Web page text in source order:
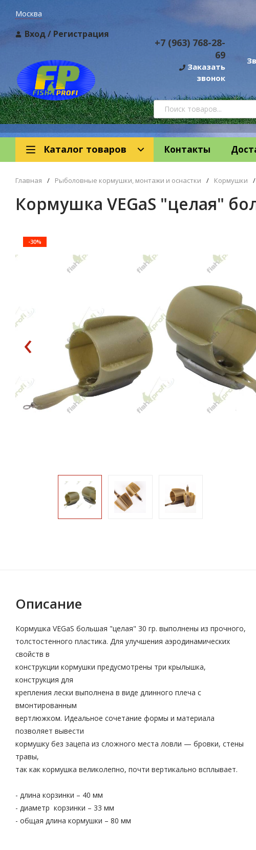
Москва
Вход/ Регистрация
+7 (963) 768-28-
69
Заказать
звонок
Каталог товаров Контакты
Главная / Рыболовные кормушки, монтажи и оснастки / Кормушки /
Кормушка VEGaS "целая"
-30%
‹
Описание
Кормушка VEGaS большая "целая" 30 гр. выполнены из прочного,
толстостенного пластика. Для улучшения аэродинамических
свойств в
конструкции кормушки предусмотрены три крылышка,
конструкция для
крепления лески выполнена в виде длинного плеча с
вмонтированным
вертлюжком. Идеальное сочетание формы и материала
позволяет вывести
кормушку без зацепа из сложного места ловли — бровки, стены
травы,
так как кормушка великолепно, почти вертикально всплывает.
- длина корзинки – 40 мм
- диаметр корзинки – 33 мм
- общая длина кормушки – 80 мм